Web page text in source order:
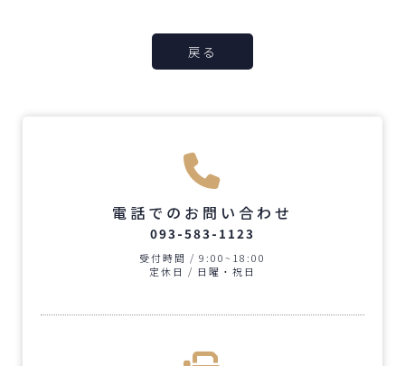
戻る
電話でのお問い合わせ
093-583-1123
受付時間 / 9:00~18:00
定休日 / 日曜・祝日